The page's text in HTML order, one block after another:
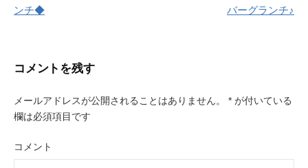
稿
ビ
ゲ
ー
シ
ンチ◆
バーグランチ♪
コメントを残す
メールアドレスが公開されることはありません。 * が付いている
欄は必須項目です
コメント